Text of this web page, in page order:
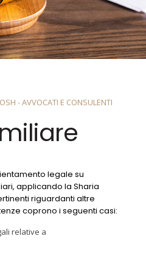
- AVVOCATI E CONSULENTI
legale su
applicando la Sharia
riguardanti altre
coprono i seguenti casi:
relative a